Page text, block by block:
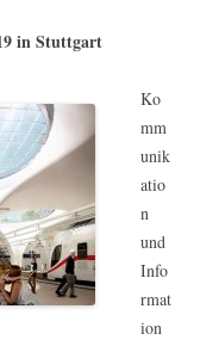
in Stuttgart
Ko
mm
unik
atio
n
und
Info
rmat
ion